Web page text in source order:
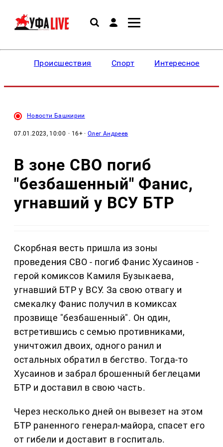
Происшествия Спорт Интересное
Новости Башкирии
07.01.2023, 10:00 · 16+ ·Олег Андреев
В зоне СВО погиб
"безбашенный" Фанис,
угнавший у ВСУ БТР
Скорбная весть пришла из зоны
проведения СВО - погиб Фанис Хусаинов -
герой комиксов Камиля Бузыкаева,
угнавший БТР у ВСУ. За свою отвагу и
смекалку Фанис получил в комиксах
прозвище "безбашенный". Он один,
встретившись с семью противниками,
уничтожил двоих, одного ранил и
остальных обратил в бегство. Тогда-то
Хусаинов и забрал брошенный беглецами
БТР и доставил в свою часть.
Через несколько дней он вывезет на этом
БТР раненного генерал-майора, спасет его
от гибели и доставит в госпиталь.